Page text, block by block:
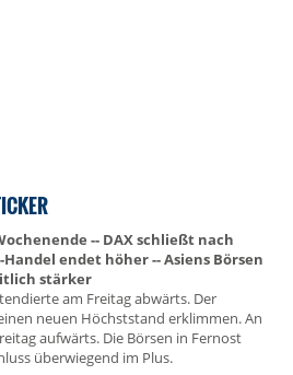
-- DAX schließt nach
Handel endet höher -- Asiens Börsen
stärker
am Freitag abwärts. Der
neuen Höchststand erklimmen. An
aufwärts. Die Börsen in Fernost
überwiegend im Plus.